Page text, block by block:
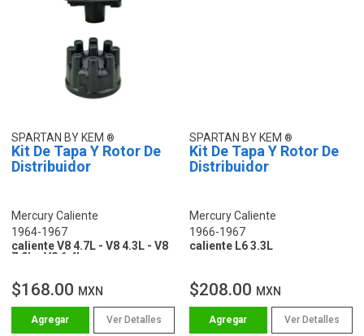
SPARTAN BY KEM
Kit De Tapa Y Rotor De
Distribuidor
Mercury Caliente
1964-1967
caliente V8 4.7L - V8 4.3L - V8
7.0L - V8 6.4L
$168.00 MXN
Ver Detalles
SPARTAN BY KEM
Kit De Tapa Y Rotor De
Distribuidor
Mercury Caliente
1966-1967
caliente L6 3.3L
$208.00 MXN
Ver Detalles